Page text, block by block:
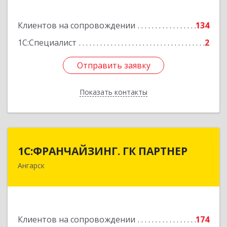
Клиентов на сопровождении
134
1С:Специалист
2
Отправить заявку
Показать контакты
Отправить заявку
Назад
1С:ФРАНЧАЙЗИНГ. ГК ПАРТНЕР
Ангарск
Клиентов на сопровождении 174
1С:ФРАНЧАЙЗИНГ. ГК ПАРТНЕР